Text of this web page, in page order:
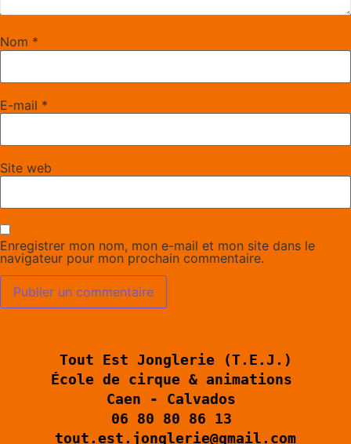
Nom *
E-mail *
Site web
Enregistrer mon nom, mon e-mail et mon site dans le
navigateur pour mon prochain commentaire.
Tout Est Jonglerie
(T.E.J.)
École de cirque & animations
Caen - Calvados
06 80 80 86 13
tout.est.jonglerie@gmail.com